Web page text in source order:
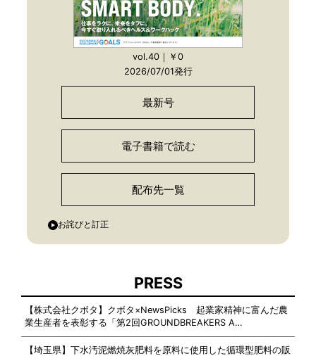
vol.40｜￥0
2026/07/01発行
最新号
電子書籍で読む
配布先一覧
お詫びと訂正
PRESS
【株式会社クボタ】クボタ×NewsPicks 起業家精神に富んだ農
業生産者を表彰する「第2回GROUNDBREAKERS A…
【埼玉県】下水汚泥燃焼灰肥料を原料に使用した循環型肥料の販